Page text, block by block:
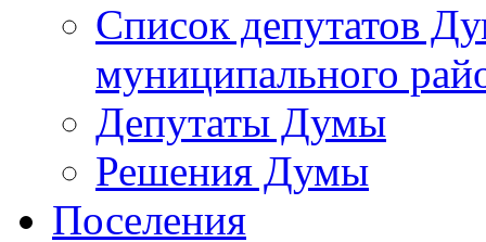
Список депутатов
муниципального
Депутаты Думы
Решения Думы
Поселения